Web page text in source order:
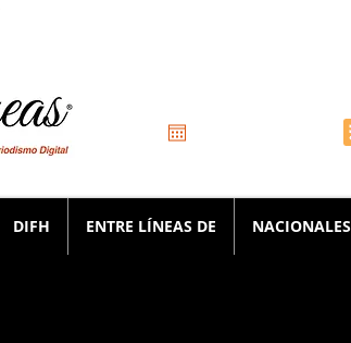
DIFH ENTRE LÍNEAS DE NACIONALES